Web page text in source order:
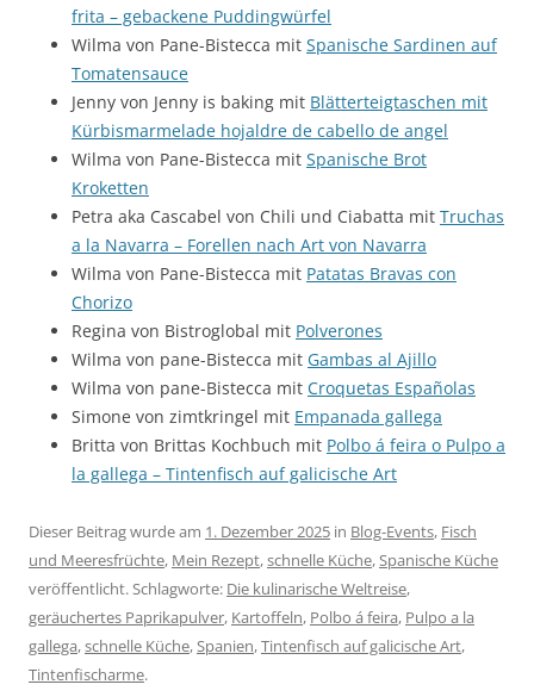
frita – gebackene Puddingwürfel
Wilma von Pane-Bistecca mit Spanische Sardinen auf
Tomatensauce
Jenny von Jenny is baking mit Blätterteigtaschen mit
Kürbismarmelade hojaldre de cabello de angel
Wilma von Pane-Bistecca mit Spanische Brot
Kroketten
Petra aka Cascabel von Chili und Ciabatta mit Truchas
a la Navarra – Forellen nach Art von Navarra
Wilma von Pane-Bistecca mit Patatas Bravas con
Chorizo
Regina von Bistroglobal mit Polverones
Wilma von pane-Bistecca mit Gambas al Ajillo
Wilma von pane-Bistecca mit Croquetas Españolas
Simone von zimtkringel mit Empanada gallega
Britta von Brittas Kochbuch mit Polbo á feira o Pulpo a
la gallega – Tintenfisch auf galicische Art
Dieser Beitrag wurde am 1. Dezember 2025 in Blog-Events, Fisch
und Meeresfrüchte, Mein Rezept,schnelle Küche,Spanische Küche
veröffentlicht. Schlagworte: Die kulinarische Weltreise,
geräuchertes Paprikapulver, Kartoffeln, Polbo á feira, Pulpo a la
gallega,schnelle Küche,Spanien,Tintenfisch auf galicische Art,
Tintenfischarme.